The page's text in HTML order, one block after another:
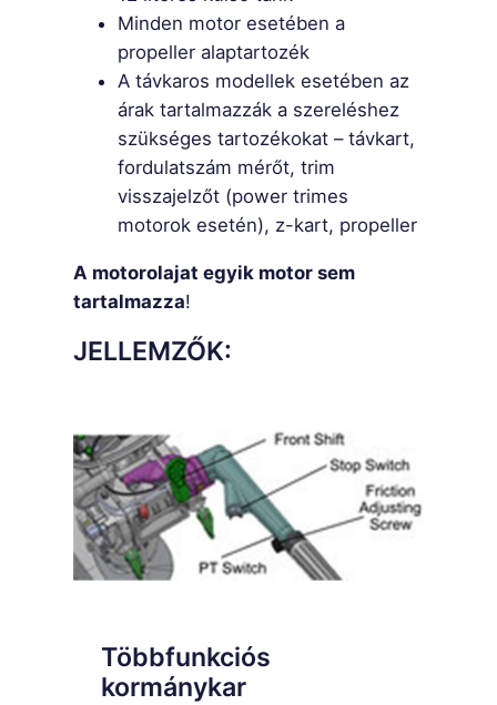
Minden motor esetében a
propeller alaptartozék
A távkaros modellek esetében az
árak tartalmazzák a szereléshez
szükséges tartozékokat – távkart,
fordulatszám mérőt, trim
visszajelzőt (power trimes
motorok esetén), z-kart, propeller
A motorolajat egyik motor sem
tartalmazza!
JELLEMZŐK:
Többfunkciós
kormánykar